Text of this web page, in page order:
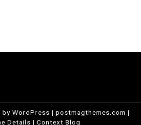
WordPress | postmagthemes.com |
Details | Context Blog